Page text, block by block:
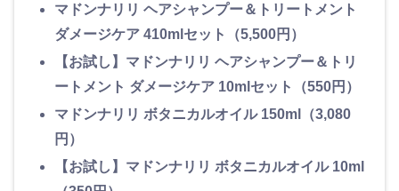
マドンナリリ ヘアシャンプー＆トリートメント
ダメージケア 410mlセット（5,500円）
【お試し】マドンナリリ ヘアシャンプー＆トリ
ートメント ダメージケア 10mlセット（550円）
マドンナリリ ボタニカルオイル 150ml（3,080
円）
【お試し】マドンナリリ ボタニカルオイル 10ml